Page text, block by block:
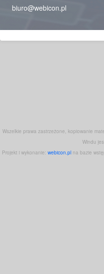
biuro@webicon.pl
Wszelkie prawa zastrzeżone, kopiowanie
Windu
Projekt i wykonanie: webicon.pl na bazie